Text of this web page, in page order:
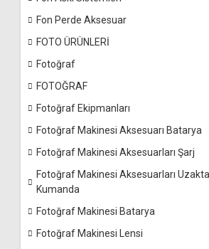
Fon Perde Aksesuar
FOTO ÜRÜNLERİ
Fotoğraf
FOTOĞRAF
Fotoğraf Ekipmanları
Fotoğraf Makinesi Aksesuarı Batarya
Fotoğraf Makinesi Aksesuarları Şarj
Fotoğraf Makinesi Aksesuarları
Kumanda
Fotoğraf Makinesi Batarya
Fotoğraf Makinesi Lensi